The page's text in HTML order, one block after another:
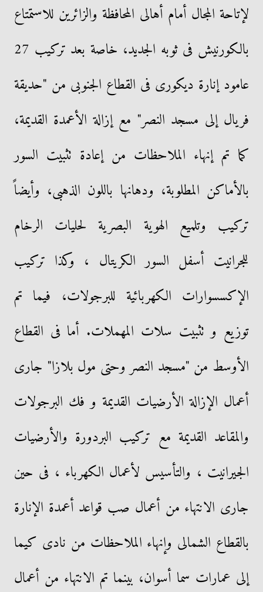
لإتاحة المجال أمام أهالى المحافظة والزائرين للاستمتاع
بالكورنيش فى ثوبه الجديد، خاصة بعد تركيب 27
عامود إنارة ديكورى فى القطاع الجنوبى من "حديقة
فريال إلى مسجد النصر" مع إزالة الأعمدة القديمة،
كما تم إنهاء الملاحظات من إعادة تثبيت السور
بالأماكن المطلوبة، ودهانها باللون الذهبى، وأيضاً
تركيب وتلميع الهوية البصرية لحليات الرخام
للجرانيت أسفل السور الكريتال ، وكذا تركيب
الإكسسوارات الكهربائية للبرجولات، فيما تم
توزيع و تثبيت سلات المهملات. أما فى القطاع
الأوسط من "مسجد النصر وحتى مول بلازا" جارى
أعمال الإزالة الأرضيات القديمة و فك البرجولات
والمقاعد القديمة مع تركيب البردورة والأرضيات
الجيرانيت ، والتأسيس لأعمال الكهرباء ، فى حين
جارى الانتهاء من أعمال صب قواعد أعمدة الإنارة
بالقطاع الشمالى وإنهاء الملاحظات من نادى كيما
إلى عمارات سما أسوان، بينما تم الانتهاء من أعمال